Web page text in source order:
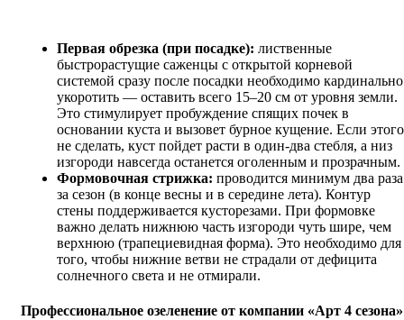
Первая обрезка (при посадке): лиственные
быстрорастущие саженцы с открытой корневой
системой сразу после посадки необходимо кардинально
укоротить — оставить всего 15–20 см от уровня земли.
Это стимулирует пробуждение спящих почек в
основании куста и вызовет бурное кущение. Если этого
не сделать, куст пойдет расти в один-два стебля, а низ
изгороди навсегда останется оголенным и прозрачным.
Формовочная стрижка: проводится минимум два раза
за сезон (в конце весны и в середине лета). Контур
стены поддерживается кусторезами. При формовке
важно делать нижнюю часть изгороди чуть шире, чем
верхнюю (трапециевидная форма). Это необходимо для
того, чтобы нижние ветви не страдали от дефицита
солнечного света и не отмирали.
Профессиональное озеленение от компании «Арт 4 сезона»